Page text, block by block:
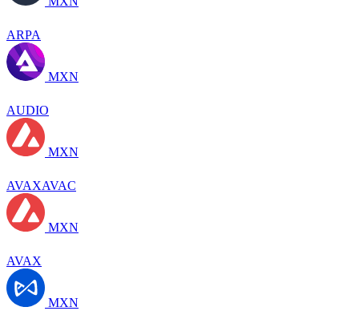
ARPA
MXN
AUDIO
MXN
AVAXAVAC
MXN
AVAX
MXN